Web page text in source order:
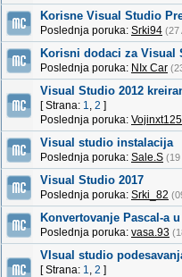
Korisne Visual Studio
Poslednja poruka: Srki94 (27
Korisni dodaci za Visual
Poslednja poruka: NIx Car
Visual Studio 2012
[ Strana: 1, 2 ]
Poslednja poruka:
Visual studio instalacija
Poslednja poruka: Sale.S (19
Visual Studio 2017
Poslednja poruka: Srki_82
Konvertovanje Pascal-a u
Poslednja poruka: vasa.93
VIsual studio
[ Strana: 1, 2 ]